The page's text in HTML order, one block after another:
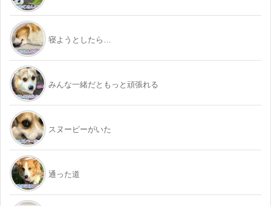
寝ようとしたら…
みんな一緒だともっと頑張れる
スヌーピーがいた
通った道